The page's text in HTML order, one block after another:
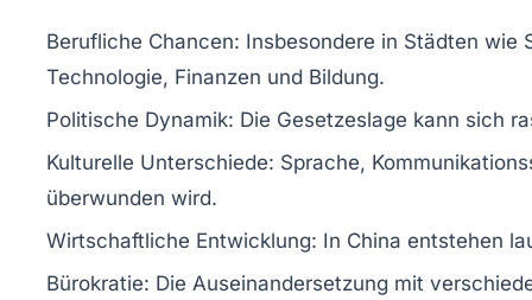
Berufliche Chancen: Insbesondere in Städten wie
Technologie, Finanzen und Bildung.
Politische Dynamik: Die Gesetzeslage kann sich
Kulturelle Unterschiede: Sprache,
überwunden wird.
Wirtschaftliche Entwicklung: In China entstehen
Bürokratie: Die Auseinandersetzung mit